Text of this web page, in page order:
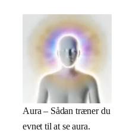
Aura – Sådan træner du
evnet til at se aura.